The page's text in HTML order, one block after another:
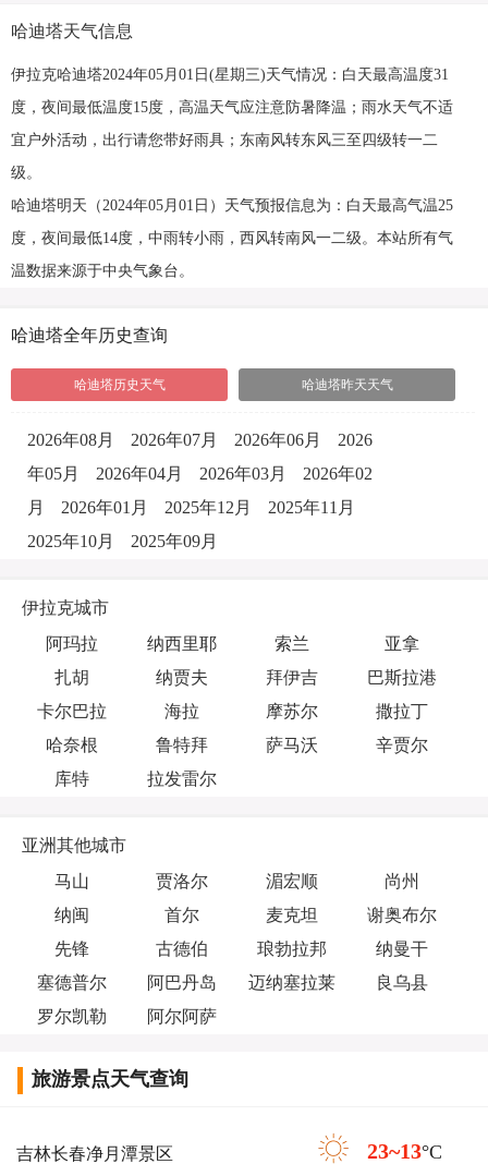
哈迪塔天气信息
伊拉克哈迪塔2024年05月01日(星期三)天气情况：白天最高温度31
度，夜间最低温度15度，高温天气应注意防暑降温；雨水天气不适
宜户外活动，出行请您带好雨具；东南风转东风三至四级转一二
级。
哈迪塔明天（2024年05月01日）天气预报信息为：白天最高气温25
度，夜间最低14度，中雨转小雨，西风转南风一二级。本站所有气
温数据来源于中央气象台。
哈迪塔全年历史查询
哈迪塔历史天气 哈迪塔昨天天气
2026年08月 2026年07月 2026年06月
2026
年05月
2026年04月 2026年03月
2026年02
月
2026年01月 2025年12月
2025年11月
2025年10月
2025年09月
伊拉克城市
阿玛拉
纳西里耶 索兰
亚拿
扎胡
纳贾夫 拜伊吉
巴斯拉港
卡尔巴拉
海拉 摩苏尔
撒拉丁
哈奈根
鲁特拜 萨马沃
辛贾尔
库特
拉发雷尔
亚洲其他城市
马山
贾洛尔 湄宏顺
尚州
纳闽
首尔 麦克坦
谢奥布尔
先锋
古德伯 琅勃拉邦
纳曼干
塞德普尔
阿巴丹岛 迈纳塞拉莱
良乌县
罗尔凯勒
阿尔阿萨
旅游景点天气查询
吉林长春净月潭景区 23~13°C